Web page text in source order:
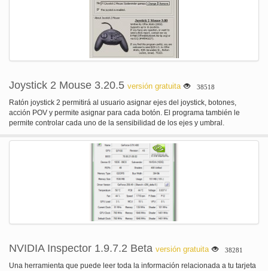
Joystick 2 Mouse 3.20.5 versión gratuita 38518
Ratón joystick 2 permitirá al usuario asignar ejes del joystick, botones,
acción POV y permite asignar para cada botón. El programa también le
permite controlar cada uno de la sensibilidad de los ejes y umbral.
NVIDIA Inspector 1.9.7.2 Beta versión gratuita 38281
Una herramienta que puede leer toda la información relacionada a tu tarjeta